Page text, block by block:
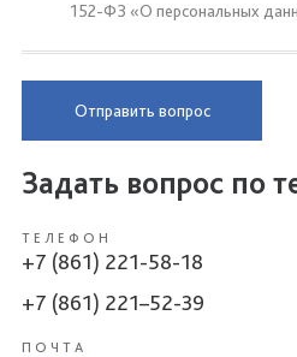
152-ФЗ «О персональных
Отправить вопрос
Задать вопрос по
ТЕЛЕФОН
+7 (861) 221-58-18
+7 (861) 221–52-39
ПОЧТА